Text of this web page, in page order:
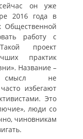
он уже
2016 года в
Общественной
работу с
проект
практик
Название –
смысл не
избегают
Это
люди со
чиновникам